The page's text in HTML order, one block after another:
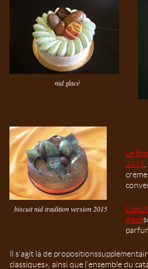
nid glacé
biscuit nid tradition version 2015
Le
2015
glacé
Il s’agit là de propositions
classiques », ainsi que l’ensemble du